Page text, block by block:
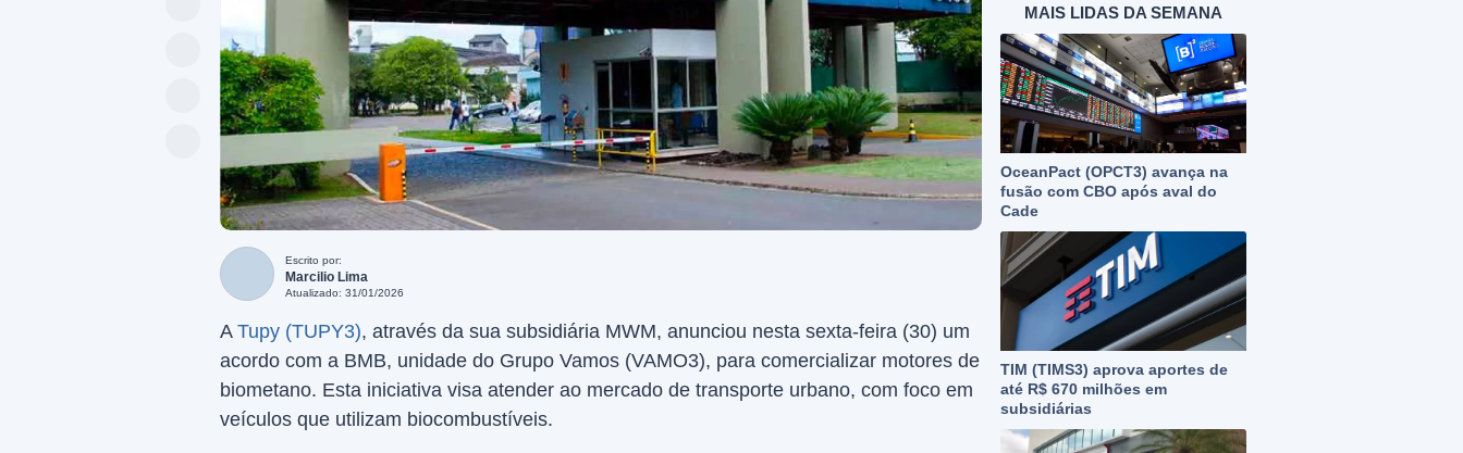
Escrito por:
Marcilio Lima
Atualizado: 31/01/2026
A Tupy (TUPY3), através da sua subsidiária MWM, anunciou nesta sexta-feira (30) um
acordo com a BMB, unidade do Grupo Vamos (VAMO3), para comercializar motores de
biometano. Esta iniciativa visa atender ao mercado de transporte urbano, com foco em
veículos que utilizam biocombustíveis.
MAIS LIDAS DA SEMANA
OceanPact (OPCT3) avança na
fusão com CBO após aval do
Cade
TIM (TIMS3) aprova aportes de
até R$ 670 milhões em
subsidiárias